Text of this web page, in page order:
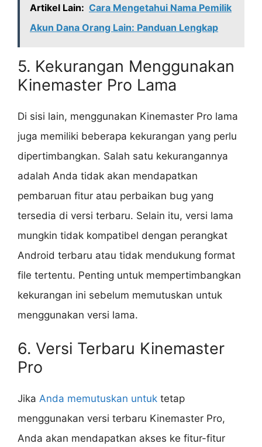
Artikel Lain: Cara Mengetahui Nama Pemilik
Akun Dana Orang Lain: Panduan Lengkap
5. Kekurangan Menggunakan
Kinemaster Pro Lama
Di sisi lain, menggunakan Kinemaster Pro lama
juga memiliki beberapa kekurangan yang perlu
dipertimbangkan. Salah satu kekurangannya
adalah Anda tidak akan mendapatkan
pembaruan fitur atau perbaikan bug yang
tersedia di versi terbaru. Selain itu, versi lama
mungkin tidak kompatibel dengan perangkat
Android terbaru atau tidak mendukung format
file tertentu. Penting untuk mempertimbangkan
kekurangan ini sebelum memutuskan untuk
menggunakan versi lama.
6. Versi Terbaru Kinemaster
Pro
Jika Anda memutuskan untuk tetap
menggunakan versi terbaru Kinemaster Pro,
Anda akan mendapatkan akses ke fitur-fitur